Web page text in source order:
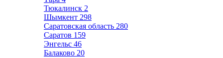
Тюкалинск 2
Шымкент 298
Саратовская область 280
Саратов 159
Энгельс 46
Балаково 20